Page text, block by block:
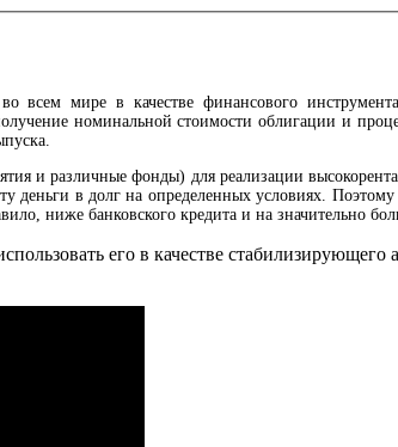
мире в качестве финансового
номинальной стоимости облигации и
и различные фонды) для реализации
деньги в долг на определенных условиях.
ниже банковского кредита и на значительно
его в качестве